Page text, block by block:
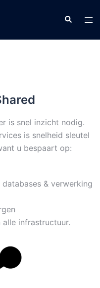
is snel inzicht nodig.
is snelheid sleutel
u bespaart op:
& verwerking
alle infrastructuur.